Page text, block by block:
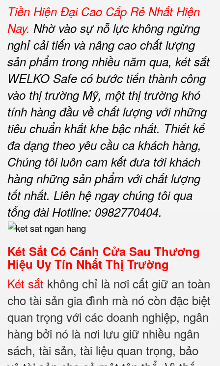
Tiền Hiện Đại Cao Cấp Rẻ Nhất Hiện
Nay. Nhờ vào sự nỗ lực không ngừng
nghỉ cải tiến và nâng cao chất lượng
sản phẩm trong nhiều năm qua, két sắt
WELKO Safe có bước tiến thành công
vào thị trường Mỹ, một thị trường khó
tính hàng đầu về chất lượng với những
tiêu chuẩn khắt khe bậc nhất. Thiết kế
đa dạng theo yêu cầu ca khách hàng,
Chúng tôi luôn cam kết đưa tới khách
hàng những sản phẩm với chất lượng
tốt nhất. Liên hệ ngay chúng tôi qua
tổng đài Hotline: 0982770404.
Két Sắt Có Cánh Cửa Sau Thương
Hiệu Uy Tín Nhất Thị Trường
Két sắt không chỉ là nơi cất giữ an toàn
cho tài sản gia đình mà nó còn đặc biệt
quan trọng với các doanh nghiệp, ngân
hàng bởi nó là nơi lưu giữ nhiều ngân
sách, tài sản, tài liệu quan trọng, bảo